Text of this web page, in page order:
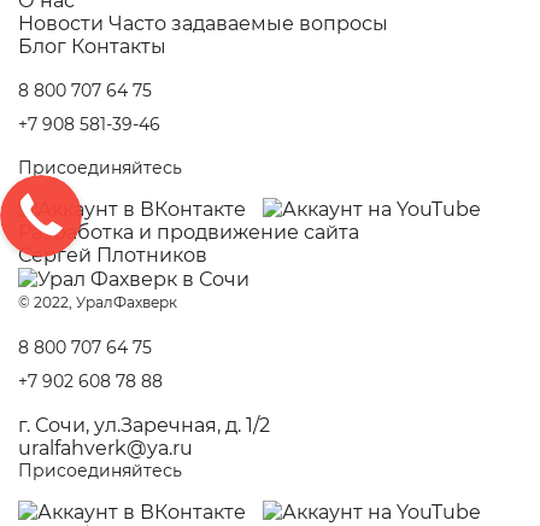
Новости Часто задаваемые вопросы
Блог Контакты
8 800 707 64 75
+7 908 581-39-46
Присоединяйтесь
Разработка и продвижение сайта
Сергей Плотников
© 2022, УралФахверк
8 800 707 64 75
+7 902 608 78 88
г. Сочи, ул.Заречная, д. 1/2
uralfahverk@ya.ru
Присоединяйтесь